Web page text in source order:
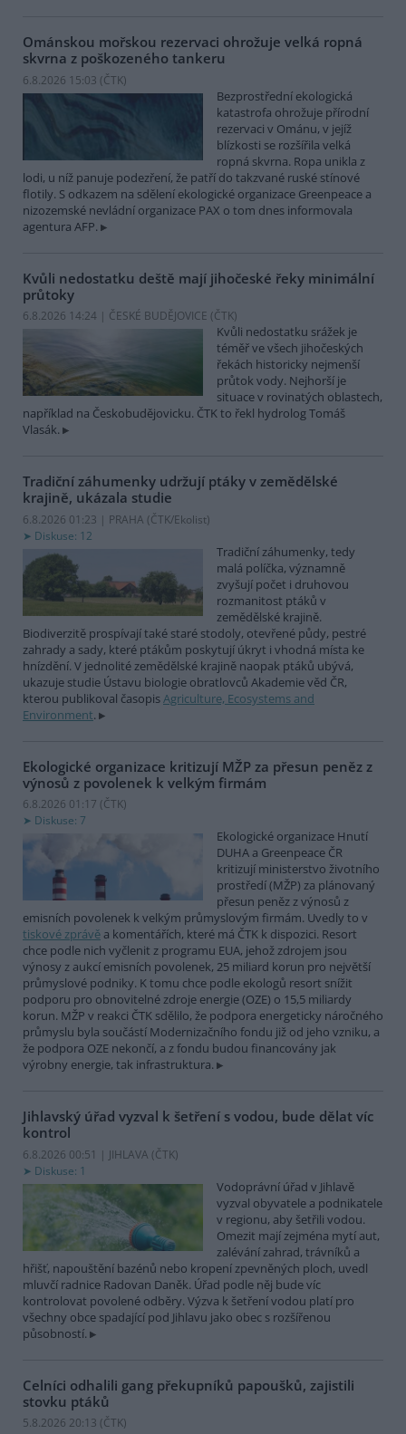
Ománskou mořskou rezervaci ohrožuje velká ropná
skvrna z poškozeného tankeru
6.8.2026 15:03 (ČTK)
Bezprostřední ekologická
katastrofa ohrožuje přírodní
rezervaci v Ománu, v jejíž
blízkosti se rozšířila velká
ropná skvrna. Ropa unikla z
lodi, u níž panuje podezření, že patří do takzvané ruské stínové
flotily. S odkazem na sdělení ekologické organizace Greenpeace a
nizozemské nevládní organizace PAX o tom dnes informovala
agentura AFP.
Kvůli nedostatku deště mají jihočeské řeky minimální
průtoky
6.8.2026 14:24 | ČESKÉ BUDĚJOVICE (ČTK)
Kvůli nedostatku srážek je
téměř ve všech jihočeských
řekách historicky nejmenší
průtok vody. Nejhorší je
situace v rovinatých oblastech,
například na Českobudějovicku. ČTK to řekl hydrolog Tomáš
Vlasák.
Tradiční záhumenky udržují ptáky v zemědělské
krajině, ukázala studie
6.8.2026 01:23 | PRAHA (ČTK/Ekolist)
Diskuse: 12
Tradiční záhumenky, tedy
malá políčka, významně
zvyšují počet i druhovou
rozmanitost ptáků v
zemědělské krajině.
Biodiverzitě prospívají také staré stodoly, otevřené půdy, pestré
zahrady a sady, které ptákům poskytují úkryt i vhodná místa ke
hnízdění. V jednolité zemědělské krajině naopak ptáků ubývá,
ukazuje studie Ústavu biologie obratlovců Akademie věd ČR,
kterou publikoval časopisAgriculture, Ecosystems and
Environment.
Ekologické organizace kritizují MŽP za přesun peněz z
výnosů z povolenek k velkým firmám
6.8.2026 01:17 (ČTK)
Diskuse: 7
Ekologické organizace Hnutí
DUHA a Greenpeace ČR
kritizují ministerstvo životního
prostředí (MŽP) za plánovaný
přesun peněz z výnosů z
emisních povolenek k velkým průmyslovým firmám. Uvedly to v
tiskové zprávě a komentářích, které má ČTK k dispozici. Resort
chce podle nich vyčlenit z programu EUA, jehož zdrojem jsou
výnosy z aukcí emisních povolenek, 25 miliard korun pro největší
průmyslové podniky. K tomu chce podle ekologů resort snížit
podporu pro obnovitelné zdroje energie (OZE) o 15,5 miliardy
korun. MŽP v reakci ČTK sdělilo, že podpora energeticky náročného
průmyslu byla součástí Modernizačního fondu již od jeho vzniku, a
že podpora OZE nekončí, a z fondu budou financovány jak
výrobny energie, tak infrastruktura.
Jihlavský úřad vyzval k šetření s vodou, bude dělat víc
kontrol
6.8.2026 00:51 | JIHLAVA (ČTK)
Diskuse: 1
Vodoprávní úřad v Jihlavě
vyzval obyvatele a podnikatele
v regionu, aby šetřili vodou.
Omezit mají zejména mytí aut,
zalévání zahrad, trávníků a
hřišť, napouštění bazénů nebo kropení zpevněných ploch, uvedl
mluvčí radnice Radovan Daněk. Úřad podle něj bude víc
kontrolovat povolené odběry. Výzva k šetření vodou platí pro
všechny obce spadající pod Jihlavu jako obec s rozšířenou
působností.
Celníci odhalili gang překupníků papoušků, zajistili
stovku ptáků
5.8.2026 20:13 (ČTK)